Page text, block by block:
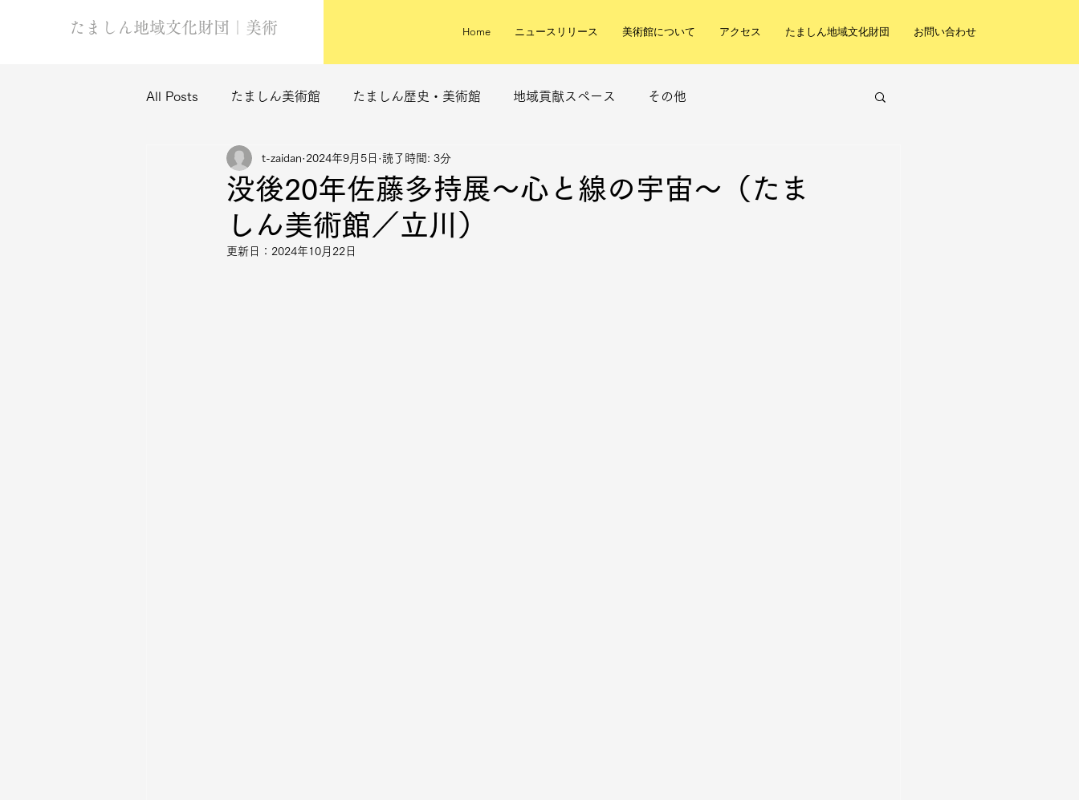
たましん地域文化財団｜美術 Home ニュースリリース 美術館について アクセス たましん地域文化財団 お問い合わせ
All Posts たましん美術館 たましん歴史・美術館 地域貢献スペース その他
没後20年佐藤多持展～心と線の宇宙～（たま
しん美術館／立川）
t-zaidan 2024年9月5日 読了時間: 3分
更新日： 2024年10月22日